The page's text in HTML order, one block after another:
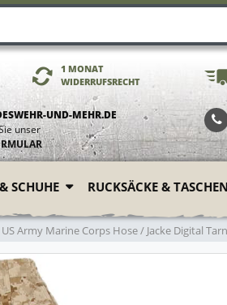
1 MONAT
WIDERRUFSRECHT
UND-MEHR.DE
unser
SCHUHE RUCKSÄCKE & TASCHEN
Army Marine Corps Hose / Jacke Digital